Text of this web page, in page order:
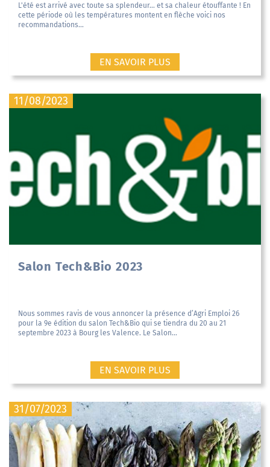
L'été est arrivé avec toute sa splendeur... et sa chaleur étouffante ! En
cette période où les températures montent en flèche voici nos
recommandations...
EN SAVOIR PLUS
11/08/2023
Salon Tech&Bio 2023
Nous sommes ravis de vous annoncer la présence d’Agri Emploi 26
pour la 9e édition du salon Tech&Bio qui se tiendra du 20 au 21
septembre 2023 à Bourg les Valence. Le Salon...
EN SAVOIR PLUS
31/07/2023